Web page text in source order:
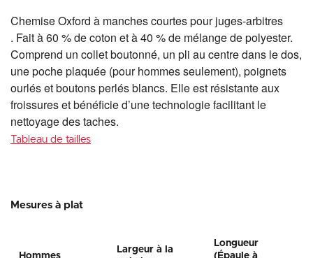
Chemise Oxford à manches courtes pour juges-arbitres
. Fait à 60 % de coton et à 40 % de mélange de polyester.
Comprend un collet boutonné, un pli au centre dans le dos,
une poche plaquée (pour hommes seulement), poignets
ourlés et boutons perlés blancs. Elle est résistante aux
froissures et bénéficie d’une technologie facilitant le
nettoyage des taches.
Tableau de tailles
Mesures à plat
Hommes
Largeur à la
Longueur
(Épaule à